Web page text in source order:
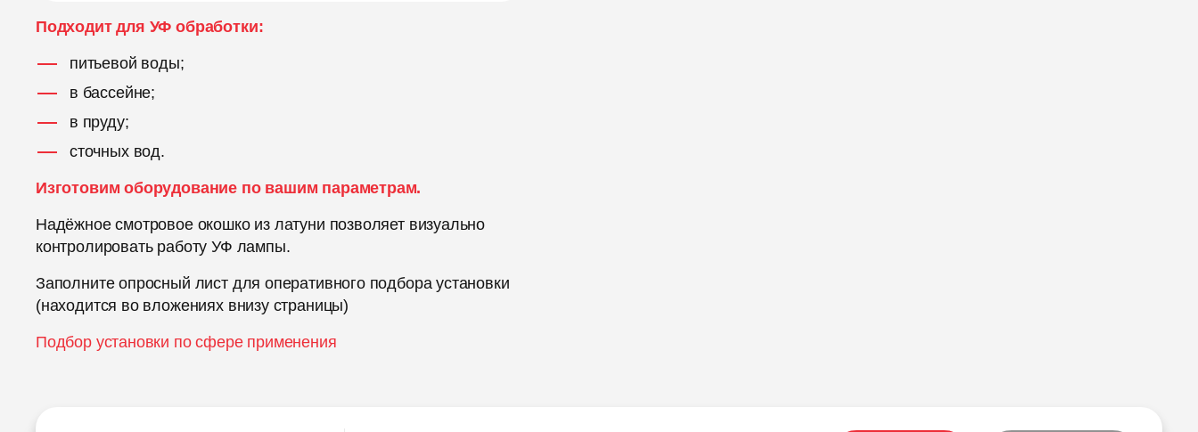
Подходит для УФ обработки:
питьевой воды;
в бассейне;
в пруду;
сточных вод.
Изготовим оборудование по вашим параметрам.
Надёжное смотровое окошко из латуни позволяет визуально
контролировать работу УФ лампы.
Заполните опросный лист для оперативного подбора установки
(находится во вложениях внизу страницы)
Подбор установки по сфере применения